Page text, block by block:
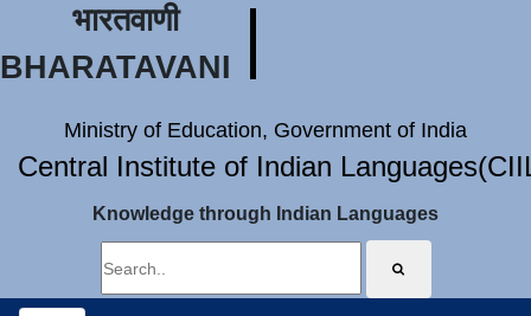
भारतवाणी
BHARATAVANI
Ministry of Education, Government of India
Central Institute of Indian
Knowledge through Indian Languages